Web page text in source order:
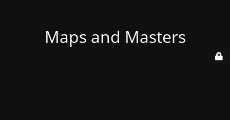
Maps and Masters